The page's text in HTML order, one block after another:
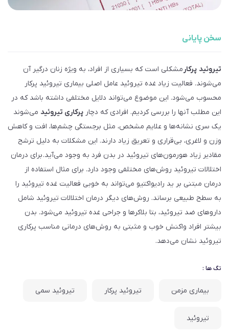
سخن پایانی
تیروئید پرکار مشکلی است که بسیاری از افراد، به ویژه زنان درگیر آن
می‌شوند. فعالیت زیاد غده تیروئید عامل اصلی بیماری تیروئید پرکار
محسوب می‌شود. این موضوع می‌تواند دلایل مختلفی داشته باشد که در
این مطلب آنها را بررسی کردیم. افرادی که دچار پرکاری تیروئید می‌شوند
یک سری نشانه‌ها و علایم مشخص، مثل برجستگی چشم‌ها، افت و کاهش
وزن و لاغری، بی‌قراری و تعریق زیاد دارند. این مشکلات به دلیل ترشح
مقادیر زیاد هورمون‌های تیروئید در بدن فرد به وجود می‌آید. برای درمان
اختلالات تیروئید روش‌های مختلفی وجود دارد. برای مثال استفاده از
درمان مبتنی بر ید رادیواکتیو می‌تواند به خوبی فعالیت غده تیروئید را
به سطح طبیعی برساند. روش‌های دیگر درمان اختلالات تیروئید شامل
داروهای ضد تیروئید، بتا بلاکرها و جراحی غده تیروئید می‌شود. بدن
بیشتر افراد واکنش خوب و مثبتی به روش‌های درمانی مناسب پرکاری
تیروئید نشان می‌دهد.
تگ ها :
بیماری مزمن تیروئید پرکار تیروئید سمی
تیروئید